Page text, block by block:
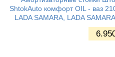
ShtokAuto комфорт OIL - ваз
LADA SAMARA, LADA